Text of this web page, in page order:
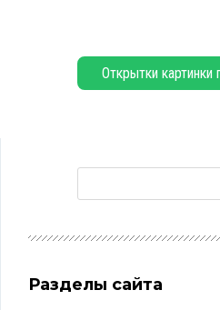
Открытки картинки
Разделы сайта